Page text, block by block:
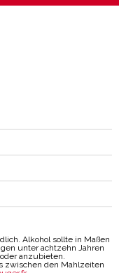
Alkohol sollte in Maßen
unter achtzehn Jahren
anzubieten.
zwischen den Mahlzeiten